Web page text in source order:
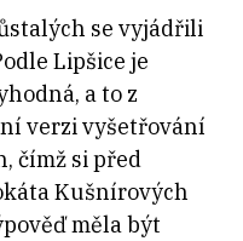
se vyjádřili
Lipšice je
a to z
verzi vyšetřování
čímž si před
Kušnírových
měla být